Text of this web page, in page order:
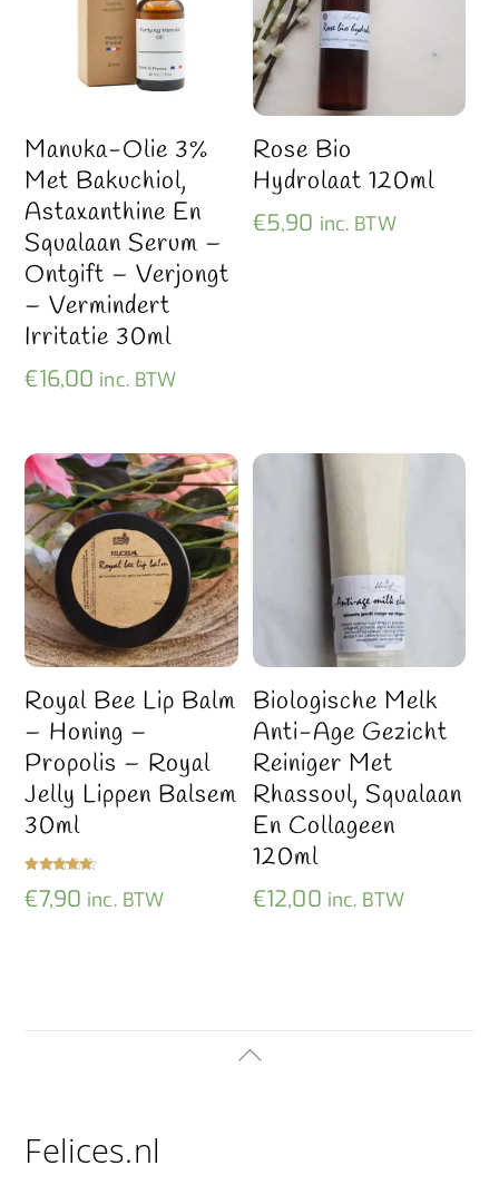
Manuka-Olie 3%
Met Bakuchiol,
Astaxanthine En
Squalaan Serum –
Ontgift – Verjongt
– Vermindert
Irritatie 30ml
€16,00 inc. BTW
Rose Bio
Hydrolaat 120ml
€5,90 inc. BTW
Royal Bee Lip Balm
– Honing –
Propolis – Royal
Jelly Lippen Balsem
30ml
d
5.00
€7,90 inc. BTW
Biologische Melk
Anti-Age Gezicht
Reiniger Met
Rhassoul, Squalaan
En Collageen
120ml
€12,00 inc. BTW
Back
Felices.nl